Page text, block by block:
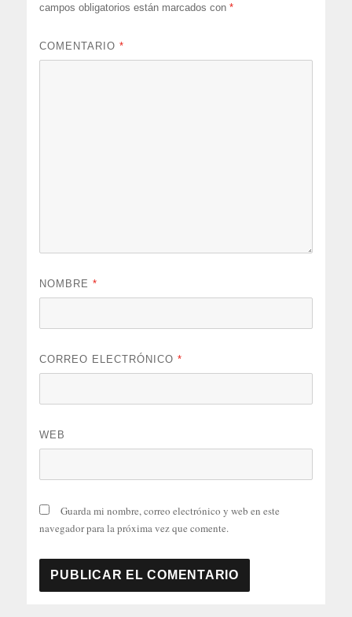
campos obligatorios están marcados con*
COMENTARIO*
NOMBRE*
CORREO ELECTRÓNICO*
WEB
Guarda mi nombre, correo electrónico y web en este
navegador para la próxima vez que comente.